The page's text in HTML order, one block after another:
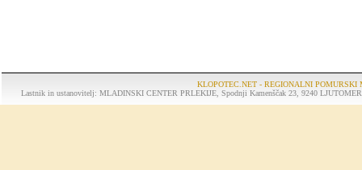
KLOPOTEC.NET - REGIONALNI POMURSKI
Lastnik in ustanovitelj: MLADINSKI CENTER PRLEKIJE, Spodnji Kamenščak 23, 9240